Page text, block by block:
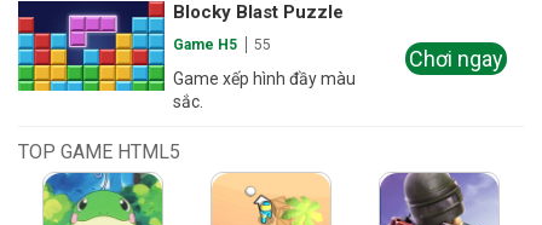
Blocky Blast Puzzle
Game H5 55
Game xếp hình đầy màu
sắc.
Chơi ngay
TOP GAME HTML5